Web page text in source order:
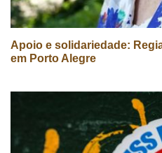
Apoio e solidariedade:
em Porto Alegre